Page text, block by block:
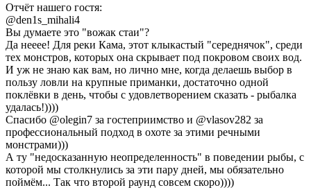
Отчёт нашего гостя:
@den1s_mihali4
Вы думаете это "вожак стаи"?
Да нееее! Для реки Кама, этот клыкастый "середнячок", среди
тех монстров, которых она скрывает под покровом своих вод.
И уж не знаю как вам, но лично мне, когда делаешь выбор в
пользу ловли на крупные приманки, достаточно одной
поклёвки в день, чтобы с удовлетворением сказать - рыбалка
удалась!))))
Спасибо @olegin7 за гостеприимство и @vlasov282 за
профессиональный подход в охоте за этими речными
монстрами)))
А ту "недосказанную неопределенность" в поведении рыбы, с
которой мы столкнулись за эти пару дней, мы обязательно
поймём... Так что второй раунд совсем скоро))))